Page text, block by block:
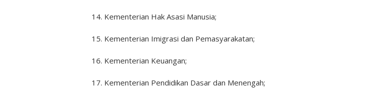
14. Kementerian Hak Asasi Manusia;
15. Kementerian Imigrasi dan Pemasyarakatan;
16. Kementerian Keuangan;
17. Kementerian Pendidikan Dasar dan Menengah;